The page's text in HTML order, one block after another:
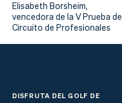
Elisabeth Borsheim,
vencedora de la V Prueba del
Circuito de Profesionales
DISFRUTA DEL GOLF DE